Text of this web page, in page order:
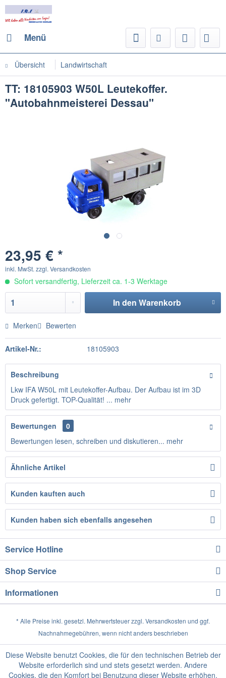
Menü
Übersicht Landwirtschaft
TT: 18105903 W50L Leutekoffer.
"Autobahnmeisterei Dessau"
23,95 € *
inkl. MwSt. zzgl. Versandkosten
Sofort versandfertig, Lieferzeit ca. 1-3 Werktage
In den Warenkorb
Merken Bewerten
Artikel-Nr.: 18105903
Beschreibung
Lkw IFA W50L mit Leutekoffer-Aufbau. Der Aufbau ist im 3D
Druck gefertigt. TOP-Qualität! ... mehr
Bewertungen
0
Bewertungen lesen, schreiben und diskutieren... mehr
Ähnliche Artikel
Kunden kauften auch
Kunden haben sich ebenfalls angesehen
Service Hotline
Shop Service
Informationen
* Alle Preise inkl. gesetzl. Mehrwertsteuer zzgl. Versandkosten und ggf.
Nachnahmegebühren, wenn nicht anders beschrieben
Diese Website benutzt Cookies, die für den technischen Betrieb der
Website erforderlich sind und stets gesetzt werden. Andere
Cookies, die den Komfort bei Benutzung dieser Website erhöhen,